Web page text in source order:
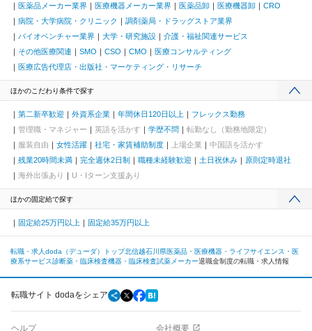
医薬品メーカー業界 医療機器メーカー業界 医薬品卸 医療機器卸
CRO
病院・大学病院・クリニック
調剤薬局・ドラッグストア業界
バイオベンチャー業界
大学・研究施設
介護・福祉関連サービス
その他医療関連
SMO CSO CMO
医療コンサルティング
医療広告代理店・出版社・マーケティング・リサーチ
ほかのこだわり条件で探す
第二新卒歓迎 外資系企業 年間休日120日以上
フレックス勤務
管理職・マネジャー
英語を活かす 学歴不問
転勤なし（勤務地限定）
服装自由
女性活躍 社宅・家賃補助制度 上場企業
中国語を活かす
残業20時間未満
完全週休2日制 職種未経験歓迎 土日祝休み
原則定時退社
海外出張あり
U・Iターン支援あり
ほかの固定給で探す
固定給25万円以上 固定給35万円以上
転職・求人doda（デューダ）トップ北信越石川県医薬品・医療機器・ライフサイエンス・医
療系サービス診断薬・臨床検査機器・臨床検査試薬メーカー退職金制度の転職・求人情報
転職サイト dodaをシェア
ヘルプ 会社概要